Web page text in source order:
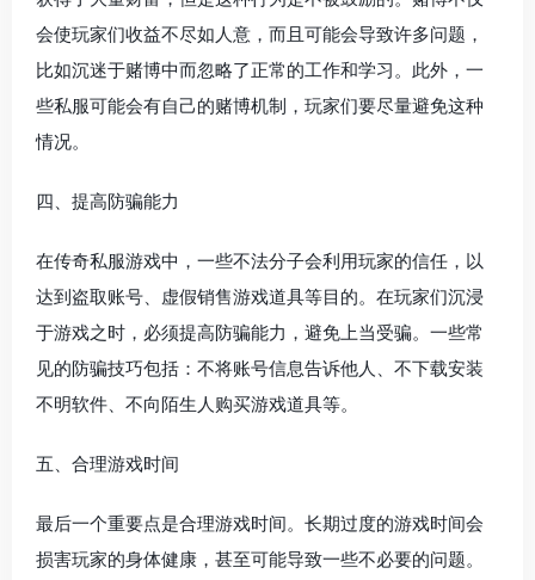
会使玩家们收益不尽如人意，而且可能会导致许多问题，
比如沉迷于赌博中而忽略了正常的工作和学习。此外，一
些私服可能会有自己的赌博机制，玩家们要尽量避免这种
情况。
四、提高防骗能力
在传奇私服游戏中，一些不法分子会利用玩家的信任，以
达到盗取账号、虚假销售游戏道具等目的。在玩家们沉浸
于游戏之时，必须提高防骗能力，避免上当受骗。一些常
见的防骗技巧包括：不将账号信息告诉他人、不下载安装
不明软件、不向陌生人购买游戏道具等。
五、合理游戏时间
最后一个重要点是合理游戏时间。长期过度的游戏时间会
损害玩家的身体健康，甚至可能导致一些不必要的问题。